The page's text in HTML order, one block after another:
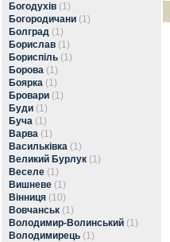
Богодухів (1)
Богородичани (1)
Болград (1)
Борислав (1)
Бориспіль (1)
Борова (1)
Боярка (1)
Бровари (1)
Буди (1)
Буча (1)
Варва (1)
Васильківка (1)
Великий Бурлук (1)
Веселе (1)
Вишневе (1)
Вінниця (10)
Вовчанськ (1)
Володимир-Волинський (1)
Володимирець (1)